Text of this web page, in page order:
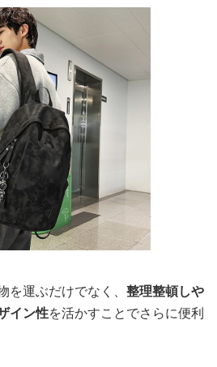
運ぶだけでなく、 整理整頓しや
イン性を活かすことでさらに便利